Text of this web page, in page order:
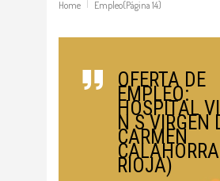
Home Empleo(Página 14)
OFERTA DE
EMPLEO:
HOSPITAL
N S VIRGEN
CARMEN
RIOJA)